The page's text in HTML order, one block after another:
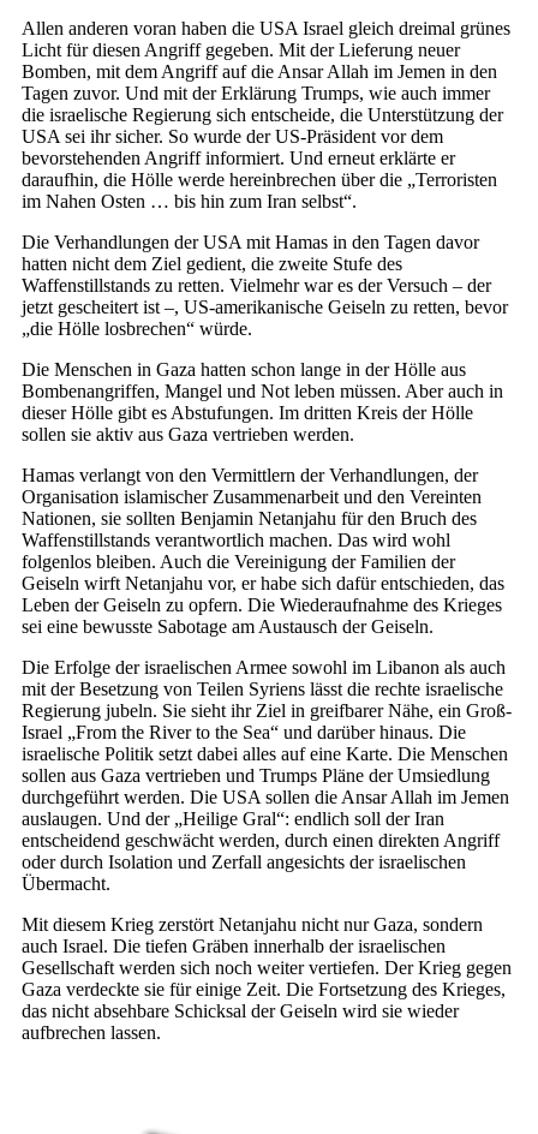
Allen anderen voran haben die USA Israel gleich dreimal grünes
Licht für diesen Angriff gegeben. Mit der Lieferung neuer
Bomben, mit dem Angriff auf die Ansar Allah im Jemen in den
Tagen zuvor. Und mit der Erklärung Trumps, wie auch immer
die israelische Regierung sich entscheide, die Unterstützung der
USA sei ihr sicher. So wurde der US-Präsident vor dem
bevorstehenden Angriff informiert. Und erneut erklärte er
daraufhin, die Hölle werde hereinbrechen über die „Terroristen
im Nahen Osten … bis hin zum Iran selbst“.
Die Verhandlungen der USA mit Hamas in den Tagen davor
hatten nicht dem Ziel gedient, die zweite Stufe des
Waffenstillstands zu retten. Vielmehr war es der Versuch – der
jetzt gescheitert ist –, US-amerikanische Geiseln zu retten, bevor
„die Hölle losbrechen“ würde.
Die Menschen in Gaza hatten schon lange in der Hölle aus
Bombenangriffen, Mangel und Not leben müssen. Aber auch in
dieser Hölle gibt es Abstufungen. Im dritten Kreis der Hölle
sollen sie aktiv aus Gaza vertrieben werden.
Hamas verlangt von den Vermittlern der Verhandlungen, der
Organisation islamischer Zusammenarbeit und den Vereinten
Nationen, sie sollten Benjamin Netanjahu für den Bruch des
Waffenstillstands verantwortlich machen. Das wird wohl
folgenlos bleiben. Auch die Vereinigung der Familien der
Geiseln wirft Netanjahu vor, er habe sich dafür entschieden, das
Leben der Geiseln zu opfern. Die Wiederaufnahme des Krieges
sei eine bewusste Sabotage am Austausch der Geiseln.
Die Erfolge der israelischen Armee sowohl im Libanon als auch
mit der Besetzung von Teilen Syriens lässt die rechte israelische
Regierung jubeln. Sie sieht ihr Ziel in greifbarer Nähe, ein Groß-
Israel „From the River to the Sea“ und darüber hinaus. Die
israelische Politik setzt dabei alles auf eine Karte. Die Menschen
sollen aus Gaza vertrieben und Trumps Pläne der Umsiedlung
durchgeführt werden. Die USA sollen die Ansar Allah im Jemen
auslaugen. Und der „Heilige Gral“: endlich soll der Iran
entscheidend geschwächt werden, durch einen direkten Angriff
oder durch Isolation und Zerfall angesichts der israelischen
Übermacht.
Mit diesem Krieg zerstört Netanjahu nicht nur Gaza, sondern
auch Israel. Die tiefen Gräben innerhalb der israelischen
Gesellschaft werden sich noch weiter vertiefen. Der Krieg gegen
Gaza verdeckte sie für einige Zeit. Die Fortsetzung des Krieges,
das nicht absehbare Schicksal der Geiseln wird sie wieder
aufbrechen lassen.